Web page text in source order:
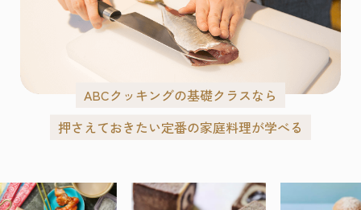
ABCクッキングの基礎クラスなら
押さえておきたい定番の家庭料理が学べる